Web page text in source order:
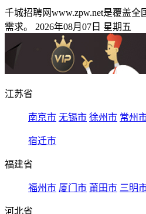
千城招聘网www.zpw.net是覆盖
需求。 2026年08月07日 星期五
江苏省
南京市 无锡市 徐州市 常州
宿迁市
福建省
福州市 厦门市 莆田市 三明
河北省